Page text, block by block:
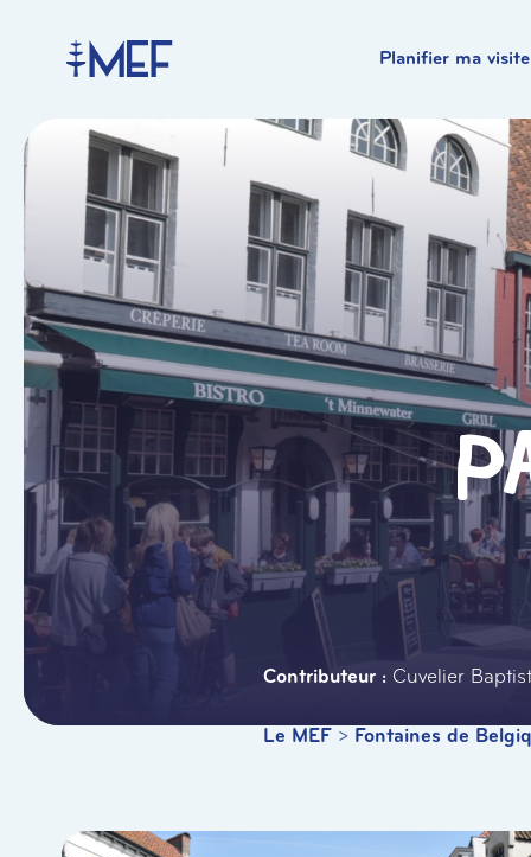
Planifier ma visite
Cuvelier
Le MEF > Fontaines de